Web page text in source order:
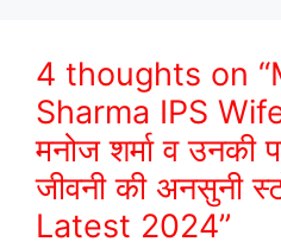
4 thoughts on
Sharma IPS
मनोज शर्मा व उनकी
जीवनी की अनसुनी
Latest 2024”